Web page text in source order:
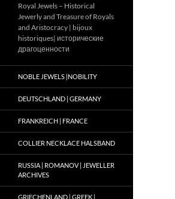
Royal Jewels – Historical
Jewerly and Treasure of Royals
and Aristocracy | bijoux
historiques| исторические
драгоценности
NOBLE JEWELS |NOBILITY
DEUTSCHLAND | GERMANY
FRANKREICH | FRANCE
COLLIER NECKLACE HALSBAND
RUSSIA | ROMANOV | JEWELLER
ARCHIVES
GRIECHENLAND | GREEK |